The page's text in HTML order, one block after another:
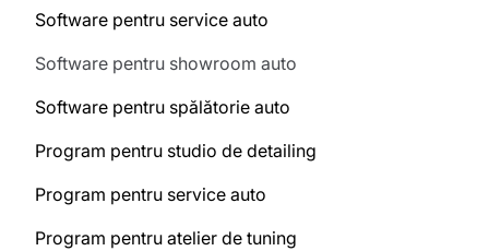
Software pentru service auto
Software pentru showroom auto
Software pentru spălătorie auto
Program pentru studio de detailing
Program pentru service auto
Program pentru atelier de tuning